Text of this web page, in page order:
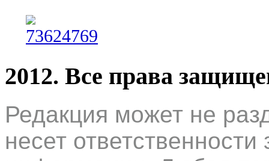
2012. Все права
Редакция может не
несет